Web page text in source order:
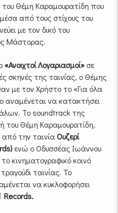
του Θέμη Καραμουρατίδη που
από τους στίχους του
με τον δικό του
Μάστορας.
«Ανοιχτοί Λογαριασμοί» σε
σκηνές της ταινίας, ο Θέμης
με τον Χρήστο το «Για όλα
αναμένεται να κατακτήσει
Το soundtrack της
του Θέμη Καραμουρατίδη,
την ταινίαΟυζερί
ενώ ο Οδυσσέας Ιωάννου
κινηματογραφικό κοινό
ταινίας. Το
να κυκλοφορήσει
Records.